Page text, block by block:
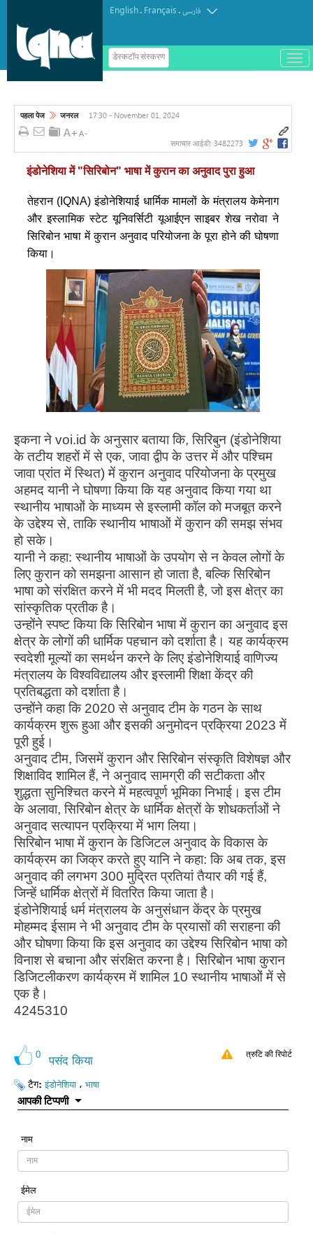
English. Français.فارسی
डेस्कटॉप संस्करण
ب
ا
पहला पेज जनरल 17:30 - November 01, 2024
समाचार आईडी: 3482273
इंडोनेशिया में "सिरिबोन" भाषा में कुरान का अनुवाद पुरा हुआ
तेहरान (IQNA) इंडोनेशियाई धार्मिक मामलों के मंत्रालय केमेनाग
और इस्लामिक स्टेट यूनिवर्सिटी यूआईएन साइबर शेख नरोवा ने
सिरिबोन भाषा में कुरान अनुवाद परियोजना के पूरा होने की घोषणा
किया।
इकना ने voi.id के अनुसार बताया कि, सिरिबुन (इंडोनेशिया
के तटीय शहरों में से एक, जावा द्वीप के उत्तर में और पश्चिम
जावा प्रांत में स्थित) में कुरान अनुवाद परियोजना के प्रमुख
अहमद यानी ने घोषणा किया कि यह अनुवाद किया गया था
स्थानीय भाषाओं के माध्यम से इस्लामी कॉल को मजबूत करने
के उद्देश्य से, ताकि स्थानीय भाषाओं में कुरान की समझ संभव
हो सके।
यानी ने कहा: स्थानीय भाषाओं के उपयोग से न केवल लोगों के
लिए कुरान को समझना आसान हो जाता है, बल्कि सिरिबोन
भाषा को संरक्षित करने में भी मदद मिलती है, जो इस क्षेत्र का
सांस्कृतिक प्रतीक है।
उन्होंने स्पष्ट किया कि सिरिबोन भाषा में कुरान का अनुवाद इस
क्षेत्र के लोगों की धार्मिक पहचान को दर्शाता है। यह कार्यक्रम
स्वदेशी मूल्यों का समर्थन करने के लिए इंडोनेशियाई वाणिज्य
मंत्रालय के विश्वविद्यालय और इस्लामी शिक्षा केंद्र की
प्रतिबद्धता को दर्शाता है।
उन्होंने कहा कि 2020 से अनुवाद टीम के गठन के साथ
कार्यक्रम शुरू हुआ और इसकी अनुमोदन प्रक्रिया 2023 में
पूरी हुई।
अनुवाद टीम, जिसमें कुरान और सिरिबोन संस्कृति विशेषज्ञ और
शिक्षाविद शामिल हैं, ने अनुवाद सामग्री की सटीकता और
शुद्धता सुनिश्चित करने में महत्वपूर्ण भूमिका निभाई। इस टीम
के अलावा, सिरिबोन क्षेत्र के धार्मिक क्षेत्रों के शोधकर्ताओं ने
अनुवाद सत्यापन प्रक्रिया में भाग लिया।
सिरिबोन भाषा में कुरान के डिजिटल अनुवाद के विकास के
कार्यक्रम का जिक्र करते हुए यानि ने कहा: कि अब तक, इस
अनुवाद की लगभग 300 मुद्रित प्रतियां तैयार की गई हैं,
जिन्हें धार्मिक क्षेत्रों में वितरित किया जाता है।
इंडोनेशियाई धर्म मंत्रालय के अनुसंधान केंद्र के प्रमुख
मोहम्मद ईसाम ने भी अनुवाद टीम के प्रयासों की सराहना की
और घोषणा किया कि इस अनुवाद का उद्देश्य सिरिबोन भाषा को
विनाश से बचाना और संरक्षित करना है। सिरिबोन भाषा कुरान
डिजिटलीकरण कार्यक्रम में शामिल 10 स्थानीय भाषाओं में से
एक है।
4245310
0 पसंद किया त्रुटि की रिपोर्ट
टैग:इंडोनेशिया ، भाषा
आपकी टिप्पणी
नाम
ईमेल